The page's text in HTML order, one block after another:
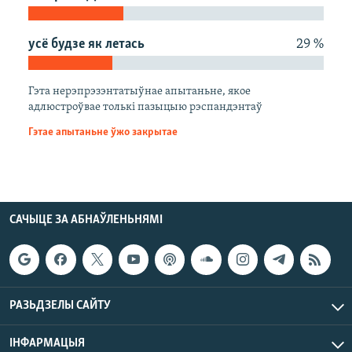
КУЛЬТУРА
КАЛЯНДАР
МОВА
НА ХВАЛЯХ СВАБОДЫ
усё будзе як летась 29 %
Гэта нерэпрэзэнтатыўнае апытаньне, якое
адлюстроўвае толькі пазыцыю рэспандэнтаў
Гэтае апытаньне ўжо закрытае
САЧЫЦЕ ЗА АБНАЎЛЕНЬНЯМІ
РАЗЬДЗЕЛЫ САЙТУ
ІНФАРМАЦЫЯ